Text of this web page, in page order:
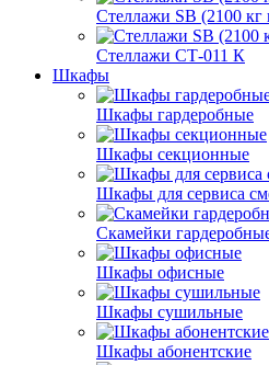
Стеллажи SB (2100 кг
Стеллажи СТ-011 К
Шкафы
Шкафы гардеробные
Шкафы секционные
Шкафы для сервиса
Скамейки
Шкафы офисные
Шкафы сушильные
Шкафы абонентские